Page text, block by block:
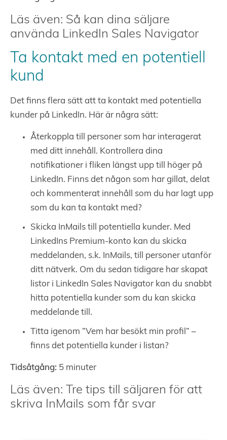
Läs även: Så kan dina säljare
använda LinkedIn Sales Navigator
Ta kontakt med en potentiell
kund
Det finns flera sätt att ta kontakt med potentiella
kunder på LinkedIn. Här är några sätt:
Återkoppla till personer som har interagerat
med ditt innehåll. Kontrollera dina
notifikationer i fliken längst upp till höger på
LinkedIn. Finns det någon som har gillat, delat
och kommenterat innehåll som du har lagt upp
som du kan ta kontakt med?
Skicka InMails till potentiella kunder. Med
LinkedIns Premium-konto kan du skicka
meddelanden, s.k. InMails, till personer utanför
ditt nätverk. Om du sedan tidigare har skapat
listor i LinkedIn Sales Navigator kan du snabbt
hitta potentiella kunder som du kan skicka
meddelande till.
Titta igenom ”Vem har besökt min profil” –
finns det potentiella kunder i listan?
Tidsåtgång: 5 minuter
Läs även: Tre tips till säljaren för att
skriva InMails som får svar